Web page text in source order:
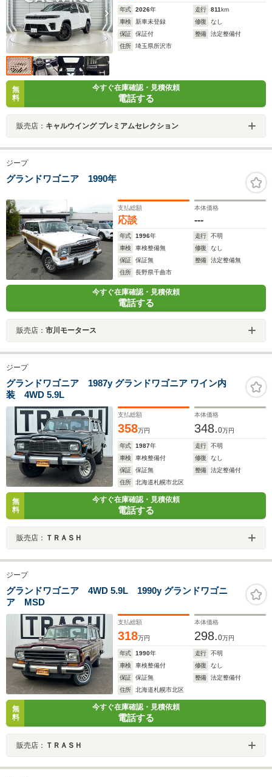
年式 2026年 走行 811km
車検
新車未登録 修復
なし
保証
保証付 整備
法定整備付
住所
埼玉県所沢市
無
料
今すぐ在庫確認・見積依頼
電話する
販売店： キャルウイング プレミアムセレクション
ジープ
グランドワゴニア 1990年
支払総額
応談
本体価格
---
年式 1996年 走行
不明
車検
車検整備無 修復
なし
保証
保証無 整備
法定整備無
住所
長野県千曲市
今すぐ在庫確認・見積依頼
電話する
販売店： 市川モータース
ジープ
グランドワゴニア 1987y グランドワゴニア ワイン内
装 4WD 5.9L
支払総額
358万円
本体価格
348.0万円
年式 1987年 走行
不明
車検
車検整備付 修復
なし
保証
保証無 整備
法定整備付
住所
北海道札幌市北区
無
料
今すぐ在庫確認・見積依頼
電話する
販売店： ＴＲＡＳＨ
ジープ
グランドワゴニア 4WD 5.9L 1990y グランドワゴニ
ア MSD
支払総額
318万円
本体価格
298.0万円
年式 1990年 走行
不明
車検
車検整備付 修復
なし
保証
保証無 整備
法定整備付
住所
北海道札幌市北区
無
料
今すぐ在庫確認・見積依頼
電話する
販売店： ＴＲＡＳＨ